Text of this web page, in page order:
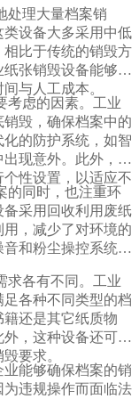
处理大量档案销
设备大多采用中低
比于传统的销毁方
张销毁设备能够在
与人工成本。
考虑的因素。工业
毁，确保档案中的
的防护系统，如智
现意外。此外，工
性设置，以适应不
的同时，也注重环
采用回收利用废纸
，减少了对环境的
和粉尘操控系统，
求各有不同。工业
各种不同类型的档
还是其它纸质物
，这种设备还可以
要求。
能够确保档案的销
违规操作而面临法